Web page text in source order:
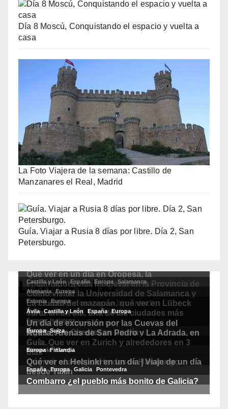
Día 8 Moscú, Conquistando el espacio y vuelta a
casa
La Foto Viajera de la semana: Castillo de
Manzanares el Real, Madrid
Guía. Viajar a Rusia 8 días por libre. Día 2, San
Petersburgo.
Lo más leído